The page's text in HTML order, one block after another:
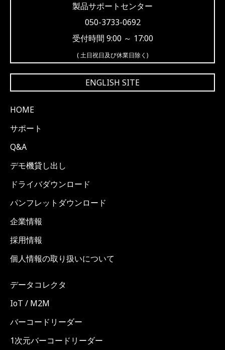
製品サポートセンター
050-3733-0692
受付時間 9:00 ～ 17:00
( 土日祝日及び休業日除く)
ENGLISH SITE
HOME
サポート
Q&A
デモ機貸し出し
ドライバダウンロード
パンフレットダウンロード
企業情報
採用情報
個人情報の取り扱いについて
データコレクタ
IoT / M2M
バーコードリーダー
1次元バーコードリーダー